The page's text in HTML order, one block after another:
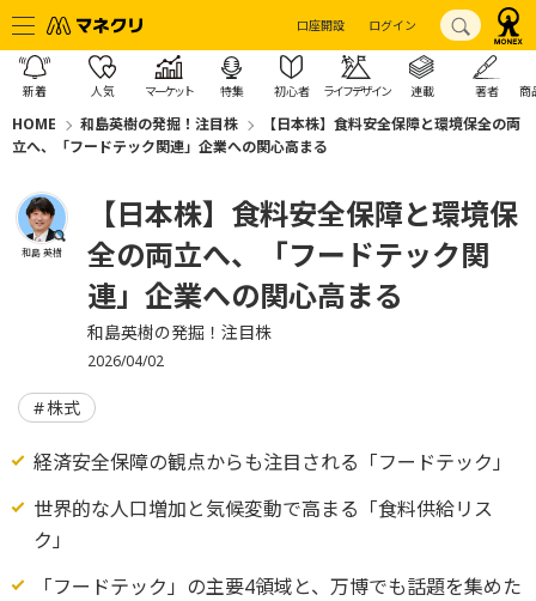
口座開設 ログイン
新着 人気 マーケット 特集 初心者 ライフデザイン 連載 著者 商
HOME 和島英樹の発掘！注目株
【日本株】食料安全保障と環境保全の両
立へ、「フードテック関連」企業への関心高まる
和島 英樹
【日本株】食料安全保障と環境保
全の両立へ、「フードテック関
連」企業への関心高まる
和島英樹の発掘！注目株
2026/04/02
株式
経済安全保障の観点からも注目される「フードテック」
世界的な人口増加と気候変動で高まる「食料供給リス
ク」
「フードテック」の主要4領域と、万博でも話題を集めた